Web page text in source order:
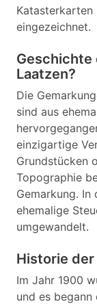
eingezeichnet.
Geschichte
Laatzen?
Die
sind aus
einzigartige
Grundstücken
Topographie
Gemarkung. In
ehemalige
umgewandelt.
Historie der
Im Jahr 1900
und es